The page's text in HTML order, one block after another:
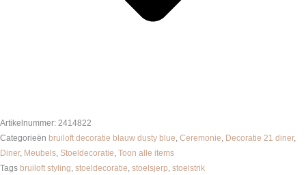
Artikelnummer: 2414822
Categorieën bruiloft decoratie blauw dusty blue, Ceremonie, Decoratie 21 diner,
Diner, Meubels, Stoeldecoratie, Toon alle items
Tags bruiloft styling, stoeldecoratie, stoelsjerp, stoelstrik